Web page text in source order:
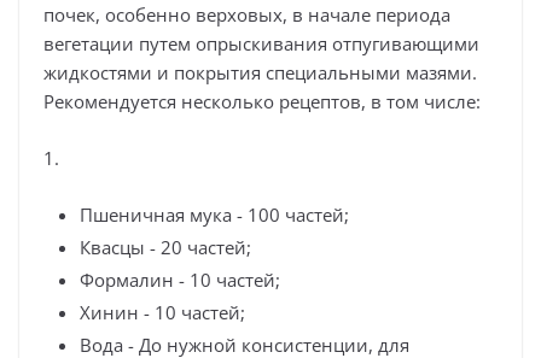
почек, особенно верховых, в начале периода
вегетации путем опрыскивания отпугивающими
жидкостями и покрытия специальными мазями.
Рекомендуется несколько рецептов, в том числе:
1.
Пшеничная мука - 100 частей;
Квасцы - 20 частей;
Формалин - 10 частей;
Хинин - 10 частей;
Вода - До нужной консистенции, для